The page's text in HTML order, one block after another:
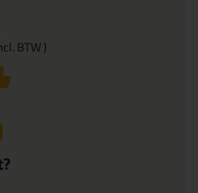
BTW )